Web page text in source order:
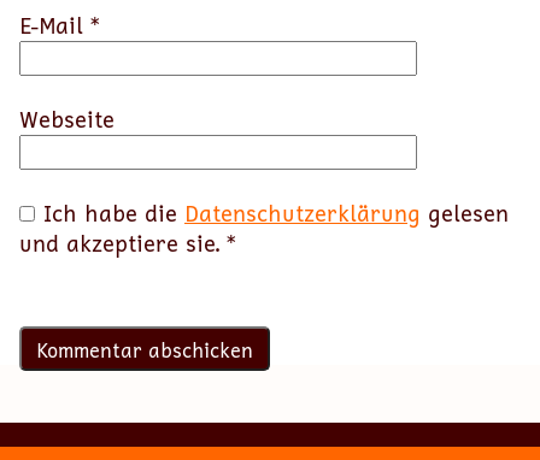
E-Mail *
Webseite
Ich habe die Datenschutzerklärung gelesen
und akzeptiere sie. *